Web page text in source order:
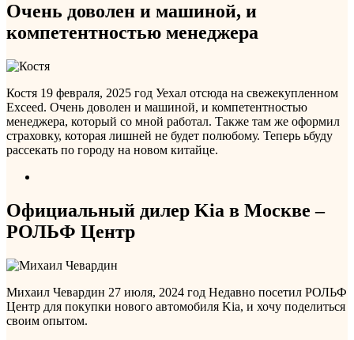
Очень доволен и машиной, и
компетентностью менеджера
Костя 19 февраля, 2025 год Уехал отсюда на свежекупленном
Exceed. Очень доволен и машиной, и компетентностью
менеджера, который со мной работал. Также там же оформил
страховку, которая лишней не будет полюбому. Теперь ьбуду
рассекать по городу на новом китайце.
Официальный дилер Kia в Москве –
РОЛЬФ Центр
Михаил Чевардин 27 июля, 2024 год Недавно посетил РОЛЬФ
Центр для покупки нового автомобиля Kia, и хочу поделиться
своим опытом.